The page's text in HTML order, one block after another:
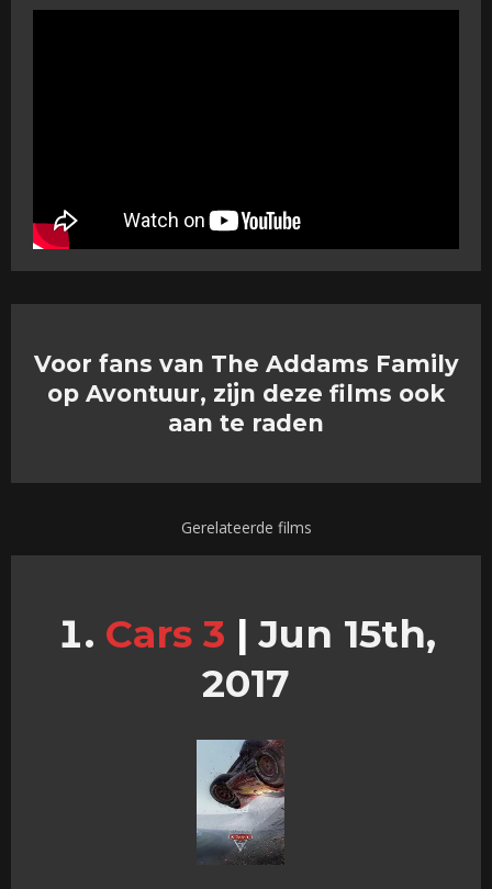
Voor fans van The Addams Family
op Avontuur, zijn deze films ook
aan te raden
Gerelateerde films
Cars 3 | Jun 15th,
2017